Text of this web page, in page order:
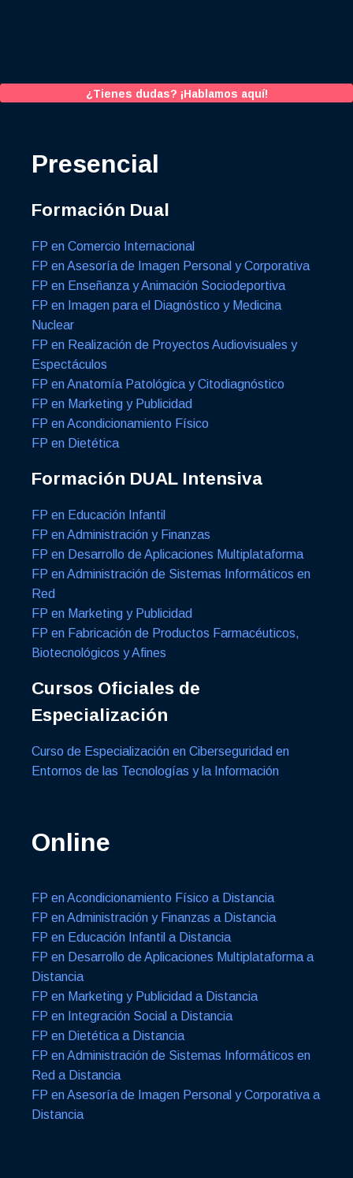
¿Tienes dudas? ¡Hablamos aquí!
Presencial
Formación Dual
FP en Comercio Internacional
FP en Asesoría de Imagen Personal y Corporativa
FP en Enseñanza y Animación Sociodeportiva
FP en Imagen para el Diagnóstico y Medicina
Nuclear
FP en Realización de Proyectos Audiovisuales y
Espectáculos
FP en Anatomía Patológica y Citodiagnóstico
FP en Marketing y Publicidad
FP en Acondicionamiento Físico
FP en Dietética
Formación DUAL Intensiva
FP en Educación Infantil
FP en Administración y Finanzas
FP en Desarrollo de Aplicaciones Multiplataforma
FP en Administración de Sistemas Informáticos en
Red
FP en Marketing y Publicidad
FP en Fabricación de Productos Farmacéuticos,
Biotecnológicos y Afines
Cursos Oficiales de
Especialización
Curso de Especialización en Ciberseguridad en
Entornos de las Tecnologías y la Información
Online
FP en Acondicionamiento Físico a Distancia
FP en Administración y Finanzas a Distancia
FP en Educación Infantil a Distancia
FP en Desarrollo de Aplicaciones Multiplataforma a
Distancia
FP en Marketing y Publicidad a Distancia
FP en Integración Social a Distancia
FP en Dietética a Distancia
FP en Administración de Sistemas Informáticos en
Red a Distancia
FP en Asesoría de Imagen Personal y Corporativa a
Distancia